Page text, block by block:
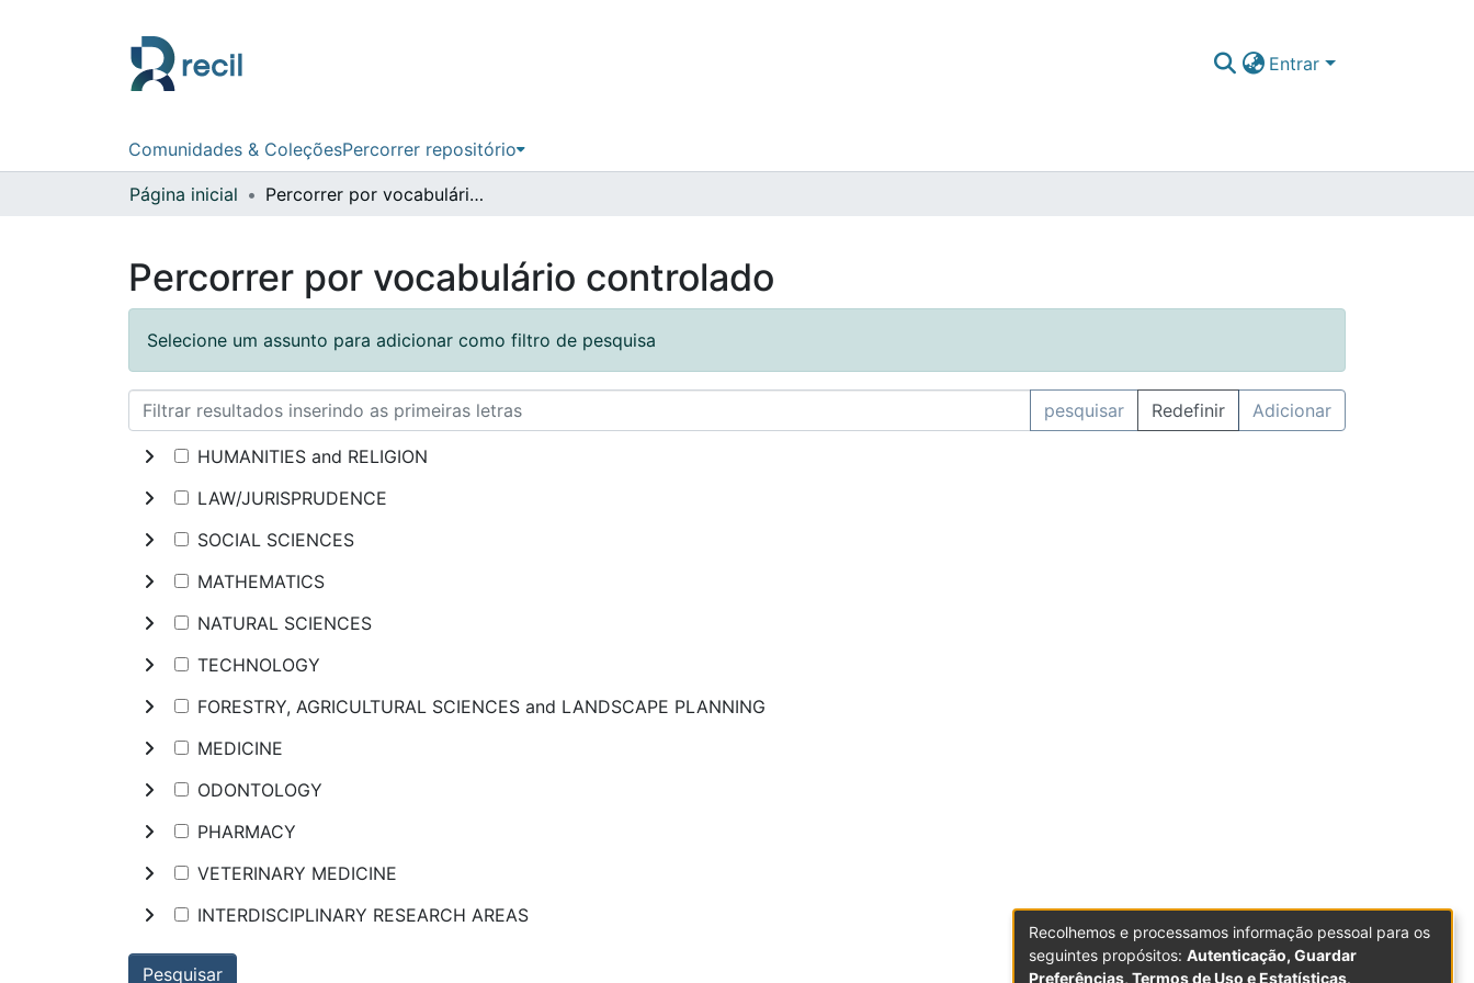
Entrar
Comunidades & ColeçõesPercorrer repositório
Página inicial Percorrer por vocabulário controlado
Percorrer por vocabulário controlado
Selecione um assunto para adicionar como filtro de pesquisa
pesquisar Redefinir Adicionar
HUMANITIES and RELIGION
LAW/JURISPRUDENCE
SOCIAL SCIENCES
MATHEMATICS
NATURAL SCIENCES
TECHNOLOGY
FORESTRY, AGRICULTURAL SCIENCES and LANDSCAPE PLANNING
MEDICINE
ODONTOLOGY
PHARMACY
VETERINARY MEDICINE
INTERDISCIPLINARY RESEARCH AREAS
Pesquisar
Recolhemos e processamos informação pessoal para os
seguintes propósitos: Autenticação, Guardar
Preferências, Termos de Uso e Estatísticas.